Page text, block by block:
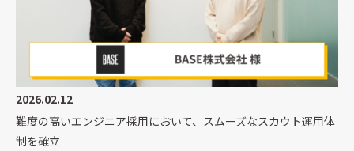
2026.02.12
難度の高いエンジニア採用において、スムーズなスカウト運用体
制を確立